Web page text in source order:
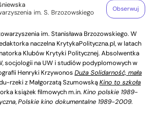
im. S. Brzozowskiego
Obserwuj
im. Stanisława Brzozowskiego. W
naczelna KrytykaPolityczna.pl, w latach
Klubów Krytyki Politycznej. Absolwentka
socjologii na UW i studiów podyplomowych w
Henryki Krzywonos Duża Solidarność, mała
rzeki z Małgorzatą SzumowskąKino to szkoła
książek filmowych m.in. Kino polskie 1989-
,Polskie kino dokumentalne 1989-2009.